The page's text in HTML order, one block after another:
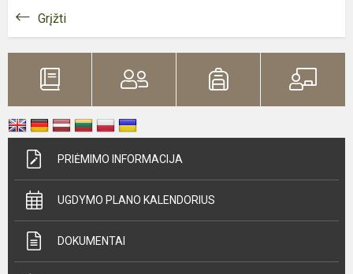
Grįžti
PRIĖMIMO INFORMACIJA
UGDYMO PLANO KALENDORIUS
DOKUMENTAI